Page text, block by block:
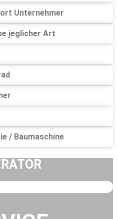
Unternehmer
jeglicher Art
/ Baumaschine